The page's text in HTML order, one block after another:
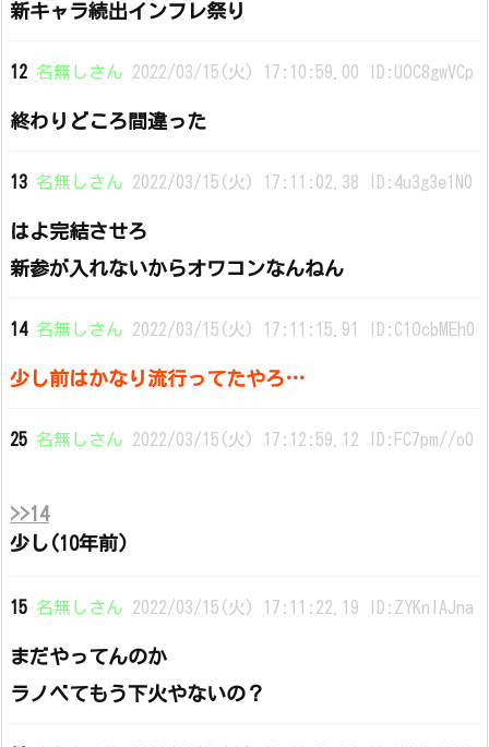
新キャラ続出インフレ祭り
12 名無しさん 2022/03/15(火) 17:10:59.00 ID:UOC8gwVCp
終わりどころ間違った
13 名無しさん 2022/03/15(火) 17:11:02.38 ID:4u3g3e1N0
はよ完結させろ
新参が入れないからオワコンなんねん
14 名無しさん 2022/03/15(火) 17:11:15.91 ID:C1OcbMEh0
少し前はかなり流行ってたやろ…
25 名無しさん 2022/03/15(火) 17:12:59.12 ID:FC7pm//o0
>>14
少し(10年前)
15 名無しさん 2022/03/15(火) 17:11:22.19 ID:ZYKnIAJna
まだやってんのか
ラノベてもう下火やないの？